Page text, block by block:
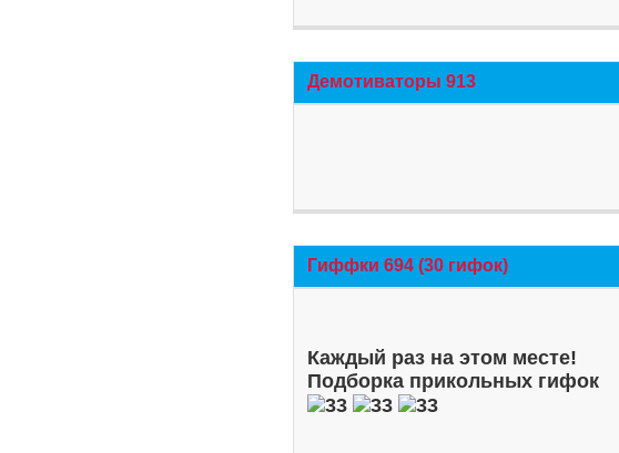
Демотиваторы 913
Гиффки 694 (30 гифок)
Каждый раз на этом месте!
Подборка прикольных гифок